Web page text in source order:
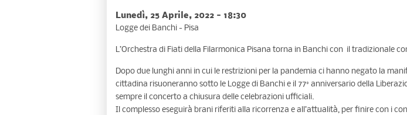
Lunedì, 25 Aprile, 2022 - 18:30
Logge dei Banchi - Pisa
L’Orchestra di Fiati della Filarmonica Pisana torna in Banchi con il tradizionale
Dopo due lunghi anni in cui le restrizioni per la pandemia ci hanno negato la
cittadina risuoneranno sotto le Logge di Banchi e il 77° anniversario della
sempre il concerto a chiusura delle celebrazioni ufficiali.
Il complesso eseguirà brani riferiti alla ricorrenza e all’attualità, per finire con i